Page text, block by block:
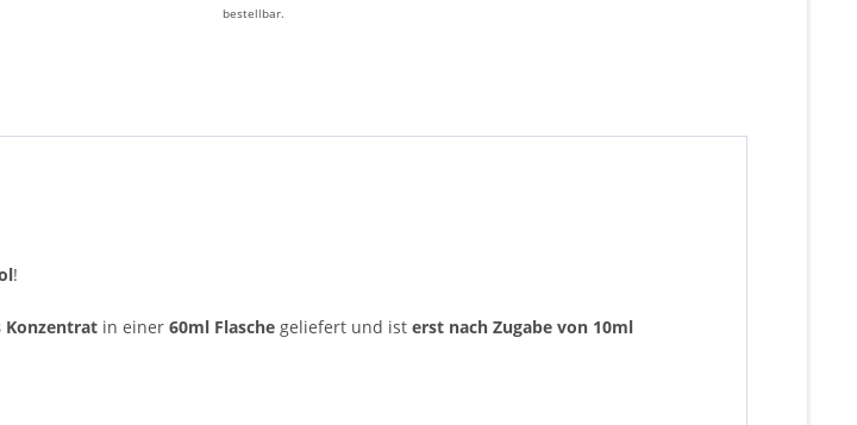
bestellbar.
!
in einer 60ml Flasche geliefert und ist erst nach Zugabe von 10ml